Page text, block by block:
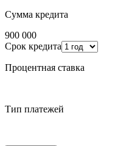
Сумма кредита
900 000
Срок кредита
Процентная ставка
Тип платежей